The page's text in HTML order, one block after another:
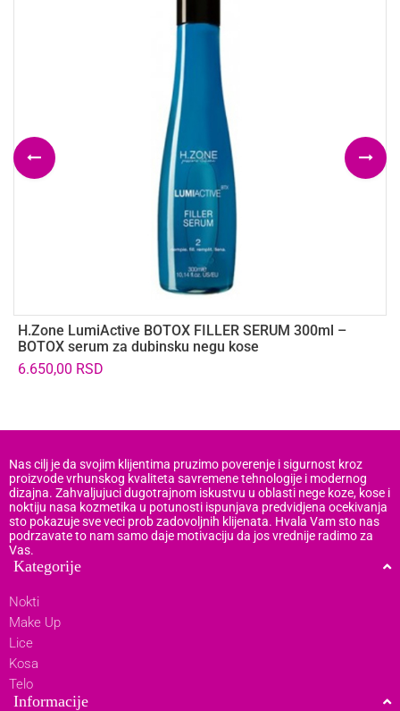
H.Zone LumiActive BOTOX FILLER SERUM 300ml –
BOTOX serum za dubinsku negu kose
6.650,00 RSD
Nas cilj je da svojim klijentima pruzimo poverenje i sigurnost kroz
proizvode vrhunskog kvaliteta savremene tehnologije i modernog
dizajna. Zahvaljujuci dugotrajnom iskustvu u oblasti nege koze, kose i
noktiju nasa kozmetika u potunosti ispunjava predvidjena ocekivanja
sto pokazuje sve veci prob zadovoljnih klijenata. Hvala Vam sto nas
podrzavate to nam samo daje motivaciju da jos vrednije radimo za
Vas.
Kategorije
Nokti
Make Up
Lice
Kosa
Telo
Informacije